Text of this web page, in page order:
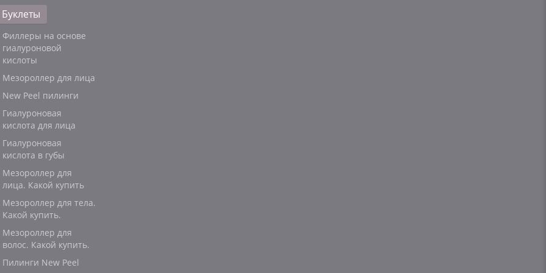
Буклеты
Филлеры на основе
гиалуроновой
кислоты
Мезороллер для лица
New Peel пилинги
Гиалуроновая
кислота для лица
Гиалуроновая
кислота в губы
Мезороллер для
лица. Какой купить
Мезороллер для тела.
Какой купить.
Мезороллер для
волос. Какой купить.
Пилинги New Peel